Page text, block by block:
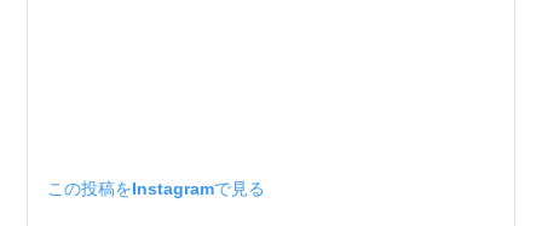
この投稿をInstagramで見る